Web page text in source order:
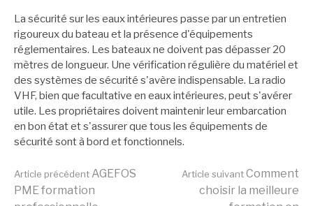
La sécurité sur les eaux intérieures passe par un entretien
rigoureux du bateau et la présence d'équipements
réglementaires. Les bateaux ne doivent pas dépasser 20
mètres de longueur. Une vérification régulière du matériel et
des systèmes de sécurité s'avère indispensable. La radio
VHF, bien que facultative en eaux intérieures, peut s'avérer
utile. Les propriétaires doivent maintenir leur embarcation
en bon état et s'assurer que tous les équipements de
sécurité sont à bord et fonctionnels.
Lire
Article précédent AGEFOS
PME formation
Article suivantComment
choisir la meilleure